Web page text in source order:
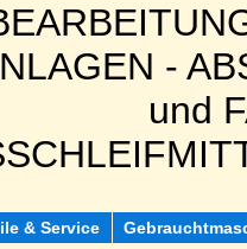
-
und
& Service